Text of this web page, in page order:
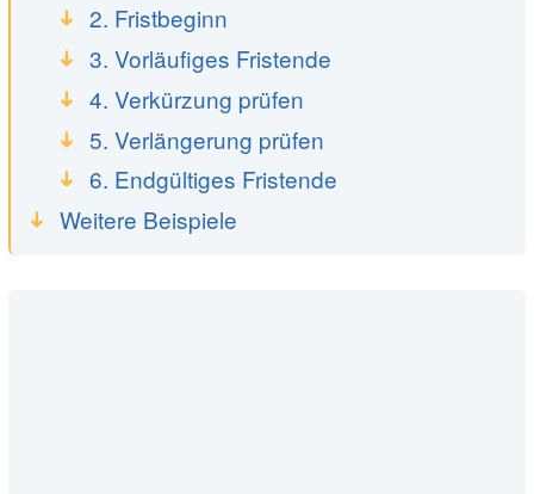
2. Fristbeginn
3. Vorläufiges Fristende
4. Verkürzung prüfen
5. Verlängerung prüfen
6. Endgültiges Fristende
Weitere Beispiele